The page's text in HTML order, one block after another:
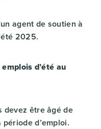
agent de soutien à
2025.
d’été au
devez être âgé de
d’emploi.